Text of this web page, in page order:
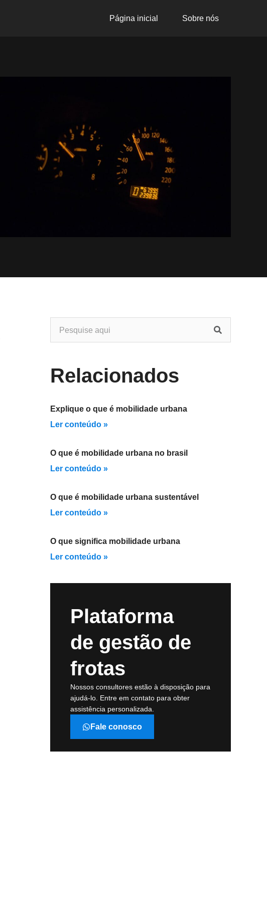
Página inicial Sobre nós
Relacionados
Explique o que é mobilidade urbana
Ler conteúdo »
O que é mobilidade urbana no brasil
Ler conteúdo »
O que é mobilidade urbana sustentável
Ler conteúdo »
O que significa mobilidade urbana
Ler conteúdo »
Plataforma
de gestão de
frotas
Nossos consultores estão à disposição para
ajudá-lo. Entre em contato para obter
assistência personalizada.
Fale conosco